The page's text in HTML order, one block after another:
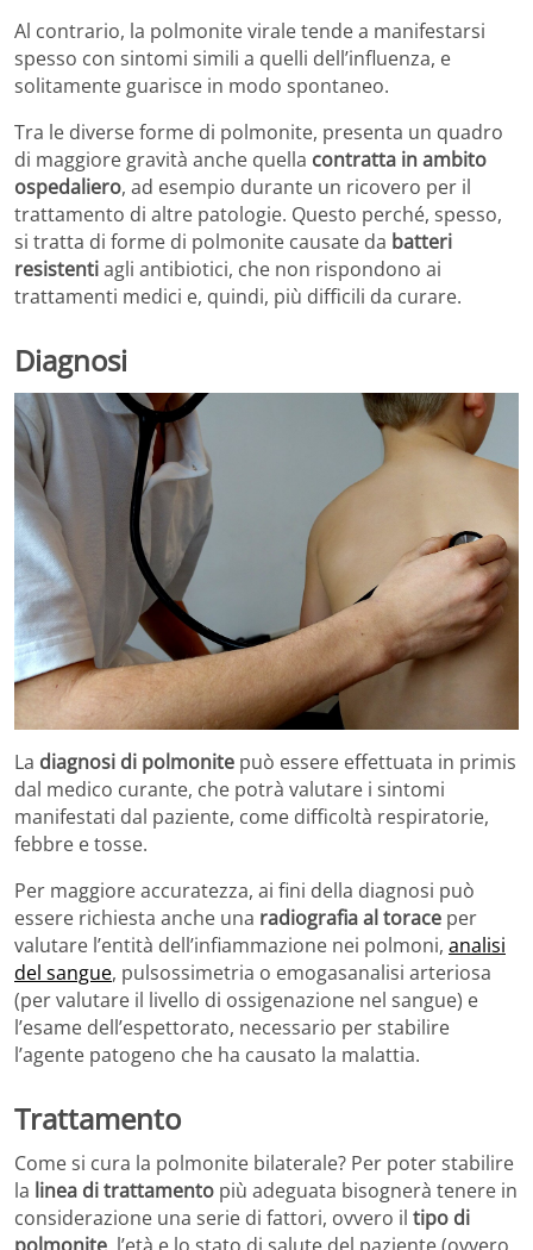
Al contrario, la polmonite virale tende a manifestarsi
spesso con sintomi simili a quelli dell’influenza, e
solitamente guarisce in modo spontaneo.
Tra le diverse forme di polmonite, presenta un quadro
di maggiore gravità anche quella contratta in ambito
ospedaliero, ad esempio durante un ricovero per il
trattamento di altre patologie. Questo perché, spesso,
si tratta di forme di polmonite causate da batteri
resistentiagli antibiotici, che non rispondono ai
trattamenti medici e, quindi, più difficili da curare.
Diagnosi
La diagnosi di polmonite può essere effettuata in primis
dal medico curante, che potrà valutare i sintomi
manifestati dal paziente, come difficoltà respiratorie,
febbre e tosse.
Per maggiore accuratezza, ai fini della diagnosi può
essere richiesta anche una radiografia al torace per
valutare l’entità dell’infiammazione nei polmoni, analisi
del sangue, pulsossimetria o emogasanalisi arteriosa
(per valutare il livello di ossigenazione nel sangue) e
l’esame dell’espettorato, necessario per stabilire
l’agente patogeno che ha causato la malattia.
Trattamento
Come si cura la polmonite bilaterale? Per poter stabilire
la linea di trattamento più adeguata bisognerà tenere in
considerazione una serie di fattori, ovvero il tipo di